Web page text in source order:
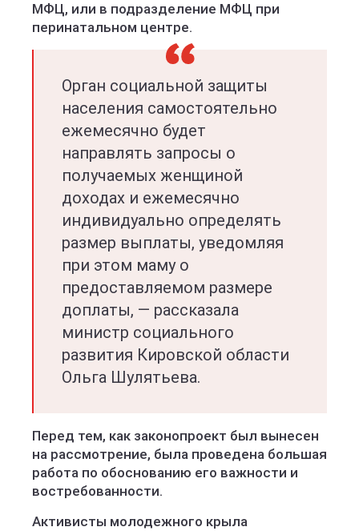
МФЦ, или в подразделение МФЦ при
перинатальном центре.
Орган социальной защиты
населения самостоятельно
ежемесячно будет
направлять запросы о
получаемых женщиной
доходах и ежемесячно
индивидуально определять
размер выплаты, уведомляя
при этом маму о
предоставляемом размере
доплаты, — рассказала
министр социального
развития Кировской области
Ольга Шулятьева.
Перед тем, как законопроект был вынесен
на рассмотрение, была проведена большая
работа по обоснованию его важности и
востребованности.
Активисты молодежного крыла